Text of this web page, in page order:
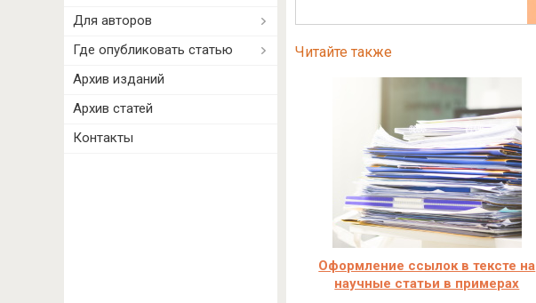
Читайте также
Оформление ссылок в тексте на
научные статьи в примерах
Для авторов
Где опубликовать статью
Архив изданий
Архив статей
Контакты